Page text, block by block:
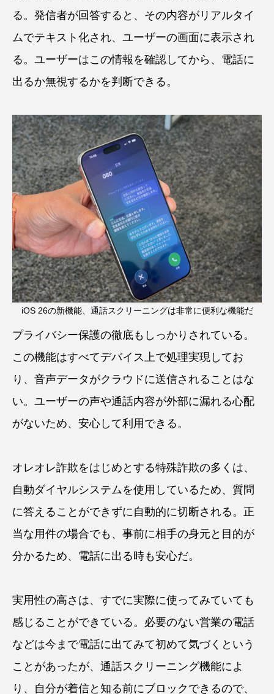
る。発信者が回答すると、その内容がリアルタイ
ムでテキスト化され、ユーザーの画面に表示され
る。ユーザーはこの情報を確認してから、電話に
出るか無視するかを判断できる。
iOS 26の新機能、通話スクリーニングは非常に便利な機能だ
プライバシー保護の徹底もしっかりされている。
この機能はすべてデバイス上で処理実現してお
り、音声データがクラウドに送信されることはな
い。ユーザーの声や通話内容が外部に漏れる心配
がないため、安心して利用できる。
オレオレ詐欺をはじめとする特殊詐欺の多くは、
自動ダイヤルシステムを使用しているため、質問
に答えることができずに自動的に切断される。正
当な用件の場合でも、事前に相手の身元と目的が
分かるため、電話に出る時も安心だ。
実用性の高さは、すでに実際に使ってみていても
感じることができている。必要のない営業の電話
などは今まで電話に出てみて初めて気づくという
ことがあったが、通話スクリーニング機能によ
り、自分が着信と知る前にブロックできるので、